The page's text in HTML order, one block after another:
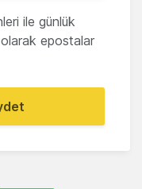
ile günlük
epostalar